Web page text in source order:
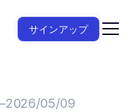
サインアップ
2026/05/09